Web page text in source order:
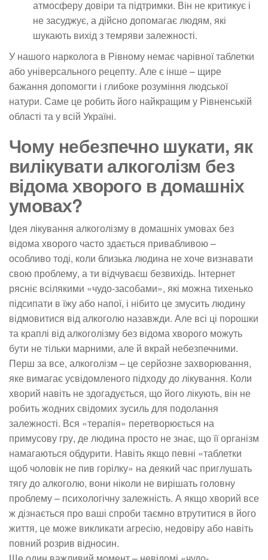
атмосферу довіри та підтримки. Він не критикує і
не засуджує, а дійсно допомагає людям, які
шукають вихід з темряви залежності.
У нашого нарколога в Рівному немає чарівної таблетки
або універсального рецепту. Але є інше – щире
бажання допомогти і глибоке розуміння людської
натури. Саме це робить його найкращим у Рівненській
області та у всій Україні.
Чому небезпечно шукати, як
вилікувати алкоголізм без
відома хворого в домашніх
умовах?
Ідея лікування алкоголізму в домашніх умовах без
відома хворого часто здається привабливою –
особливо тоді, коли близька людина не хоче визнавати
свою проблему, а ти відчуваєш безвихідь. Інтернет
рясніє всілякими «чудо-засобами», які можна тихенько
підсипати в їжу або напої, і нібито це змусить людину
відмовитися від алкоголю назавжди. Але всі ці порошки
та краплі від алкоголізму без відома хворого можуть
бути не тільки марними, але й вкрай небезпечними.
Перш за все, алкоголізм – це серйозне захворювання,
яке вимагає усвідомленого підходу до лікування. Коли
хворий навіть не здогадується, що його лікують, він не
робить жодних свідомих зусиль для подолання
залежності. Вся «терапія» перетворюється на
примусову гру, де людина просто не знає, що її організм
намагаються обдурити. Навіть якщо певні «таблетки
щоб чоловік не пив горілку» на деякий час приглушать
тягу до алкоголю, вони ніколи не вирішать головну
проблему – психологічну залежність. А якщо хворий все
ж дізнається про ваші спроби таємно втрутитися в його
життя, це може викликати агресію, недовіру або навіть
повний розрив відносин.